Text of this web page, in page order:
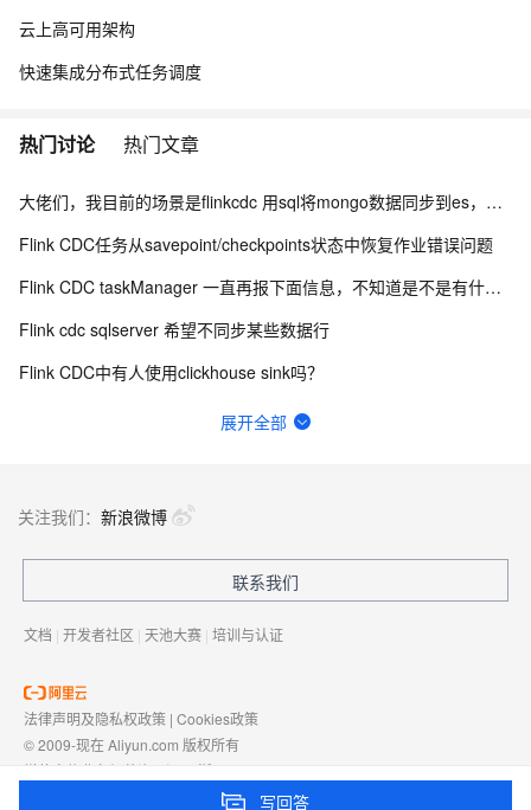
云上高可用架构
快速集成分布式任务调度
热门讨论 热门文章
大佬们，我目前的场景是flinkcdc 用sql将mongo数据同步到es，有人做过这样的场景吗？
Flink CDC任务从savepoint/checkpoints状态中恢复作业错误问题
Flink CDC taskManager 一直再报下面信息，不知道是不是有什么问题？
Flink cdc sqlserver 希望不同步某些数据行
Flink CDC中有人使用clickhouse sink吗？
有用flink cdc同步mysql到hive这样搞过的源码吗?
flinkcdc在IDEA运行正常，打包就报错
展开全部
写回答
关注我们： 新浪微博
联系我们
文档 | 开发者社区 | 天池大赛 | 培训与认证
法律声明及隐私权政策 | Cookies政策
© 2009-现在 Aliyun.com 版权所有
增值电信业务经营许可证： 浙B2-20080101
浙D3-20210002